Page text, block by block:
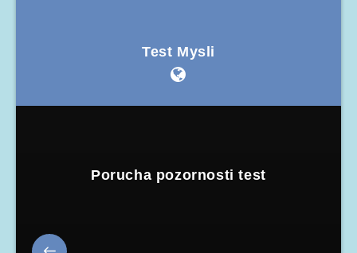
Test Mysli
Porucha pozornosti test